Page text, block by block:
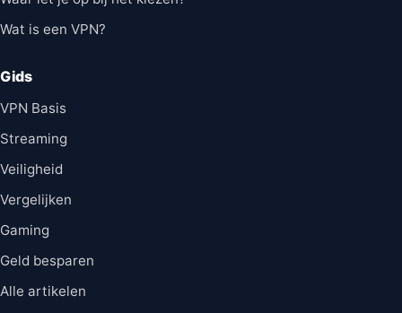
Wat is een VPN?
Gids
VPN Basis
Streaming
Veiligheid
Vergelijken
Gaming
Geld besparen
Alle artikelen